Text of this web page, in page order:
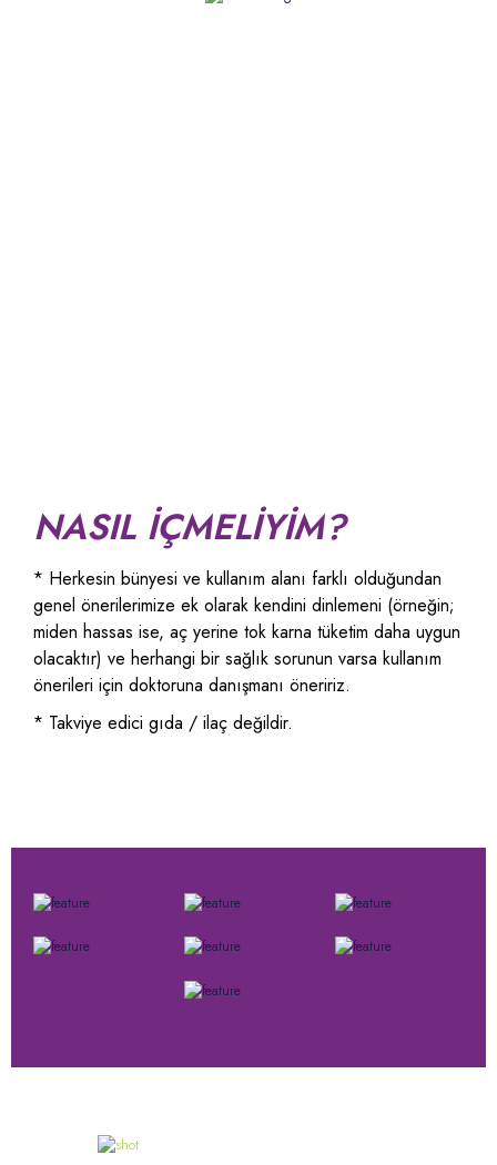
NASIL İÇMELİYİM?
* Herkesin bünyesi ve kullanım alanı farklı olduğundan
genel önerilerimize ek olarak kendini dinlemeni (örneğin;
miden hassas ise, aç yerine tok karna tüketim daha uygun
olacaktır) ve herhangi bir sağlık sorunun varsa kullanım
önerileri için doktoruna danışmanı öneririz.
* Takviye edici gıda / ilaç değildir.